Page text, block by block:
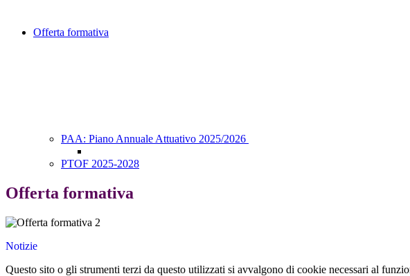
Offerta formativa
PAA: Piano Annuale Attuativo 2025/2026
PTOF 2025-2028
Offerta formativa
Notizie
Questo sito o gli strumenti terzi da questo utilizzati si avvalgono di cookie necessari al